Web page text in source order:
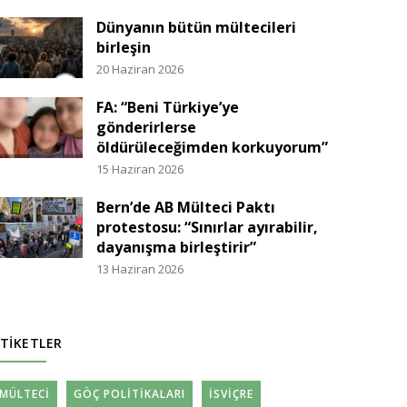
Dünyanın bütün mültecileri
birleşin
20 Haziran 2026
FA: “Beni Türkiye’ye
gönderirlerse
öldürüleceğimden korkuyorum”
15 Haziran 2026
Bern’de AB Mülteci Paktı
protestosu: “Sınırlar ayırabilir,
dayanışma birleştirir”
13 Haziran 2026
MÜLTECI GÖÇ POLITIKALARI İSVIÇRE